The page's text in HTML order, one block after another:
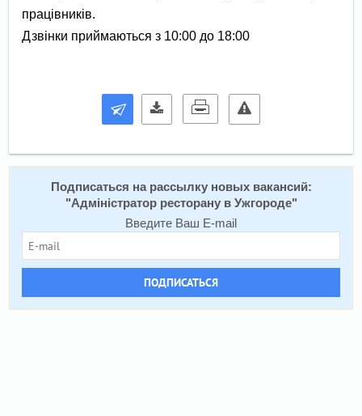
працівників.
Дзвінки приймаються з 10:00 до 18:00
Подписаться на расcылку новых вакансий:
"Адміністратор ресторану в Ужгороде"
Введите Ваш E-mail
ПОДПИСАТЬСЯ